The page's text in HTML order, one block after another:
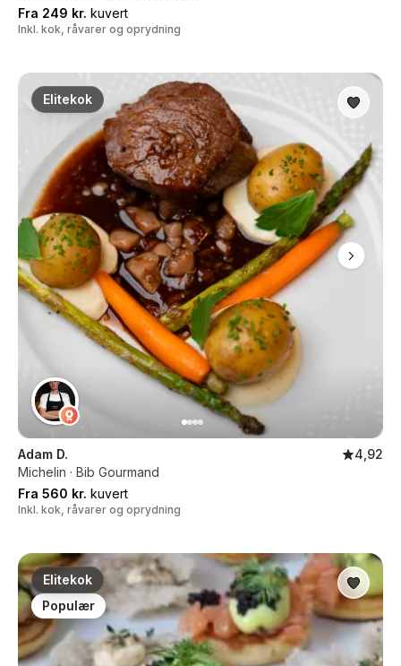
Fra 249 kr. kuvert
Inkl. kok, råvarer og oprydning
Elitekok
Adam D.
4,92
Michelin · Bib Gourmand
Fra 560 kr. kuvert
Inkl. kok, råvarer og oprydning
Elitekok
Populær